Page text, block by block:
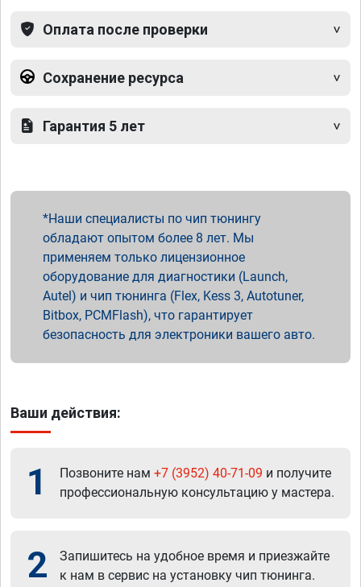
Оплата после проверки
Сохранение ресурса
Гарантия 5 лет
Наши специалисты по чип тюнингу
обладают опытом более 8 лет. Мы
применяем только лицензионное
оборудование для диагностики (Launch,
Autel) и чип тюнинга (Flex, Kess 3, Autotuner,
Bitbox, PCMFlash), что гарантирует
безопасность для электроники вашего авто.
Ваши действия:
1 Позвоните нам +7 (3952) 40-71-09 и получите
профессиональную консультацию у мастера.
2
Запишитесь на удобное время и приезжайте
к нам в сервис на установку чип тюнинга.